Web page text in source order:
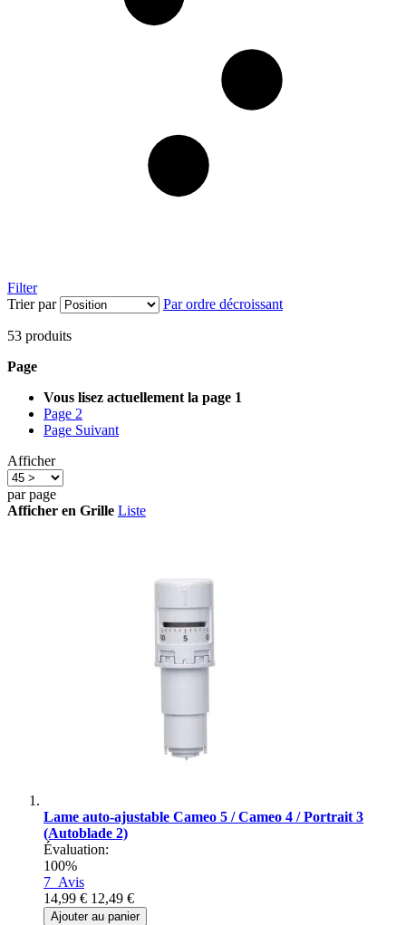
Filter
Trier par
Par ordre décroissant
53 produits
Page
Vous lisez actuellement la page 1
Page 2
Page Suivant
Afficher
par page
Afficher en Grille Liste
Lame auto-ajustable Cameo 5 / Cameo 4 / Portrait 3
(Autoblade 2)
Évaluation:
100%
7 Avis
14,99 € 12,49 €
Ajouter au panier